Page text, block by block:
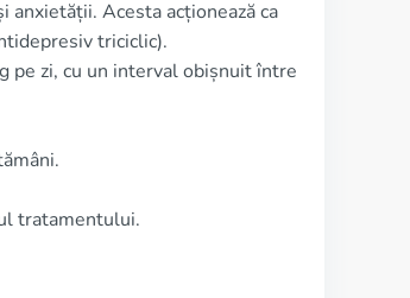
Acesta acționează ca
triciclic).
pe zi, cu un interval obișnuit între
tratamentului.